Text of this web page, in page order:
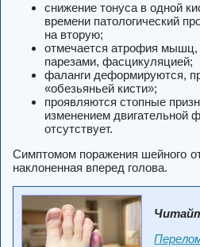
снижение тонуса в одной
времени патологический
на вторую;
отмечается атрофия
парезами, фасцикуляцией;
фаланги деформируются,
«обезьяньей кисти»;
проявляются стопные
изменением
отсутствует.
Симптомом поражения шейного
наклоненная вперед голова.